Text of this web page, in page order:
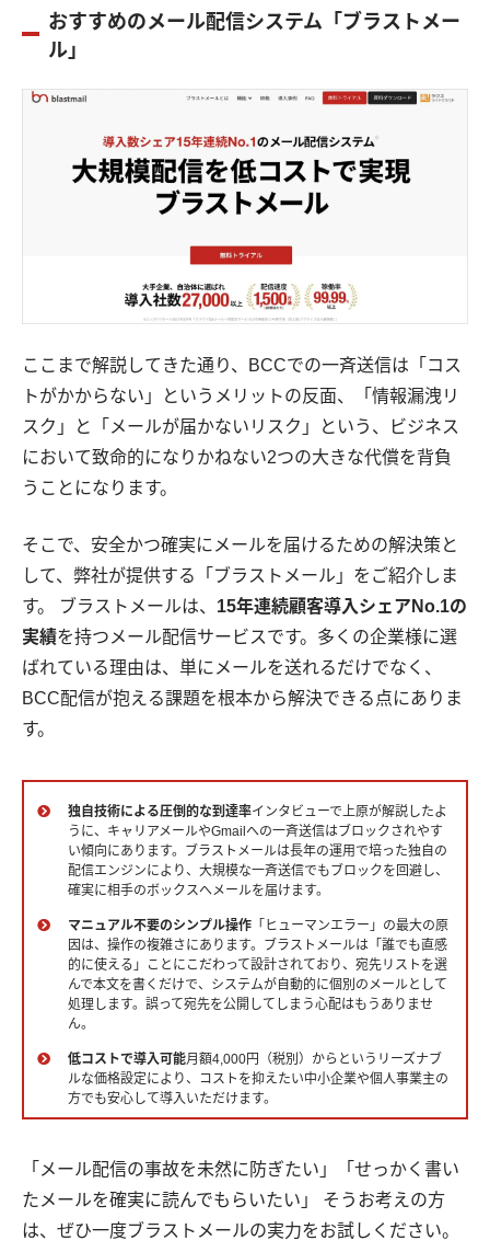
おすすめのメール配信システム「ブラストメー
ル」
ここまで解説してきた通り、BCCでの一斉送信は「コス
トがかからない」というメリットの反面、「情報漏洩リ
スク」と「メールが届かないリスク」という、ビジネス
において致命的になりかねない2つの大きな代償を背負
うことになります。
そこで、安全かつ確実にメールを届けるための解決策と
して、弊社が提供する「ブラストメール」をご紹介しま
す。 ブラストメールは、 15年連続顧客導入シェアNo.1の
実績を持つメール配信サービスです。多くの企業様に選
ばれている理由は、単にメールを送れるだけでなく、
BCC配信が抱える課題を根本から解決できる点にありま
す。
独自技術による圧倒的な到達率インタビューで上原が解説したよ
うに、キャリアメールやGmailへの一斉送信はブロックされやす
い傾向にあります。ブラストメールは長年の運用で培った独自の
配信エンジンにより、大規模な一斉送信でもブロックを回避し、
確実に相手のボックスへメールを届けます。
マニュアル不要のシンプル操作 「ヒューマンエラー」の最大の原
因は、操作の複雑さにあります。ブラストメールは「誰でも直感
的に使える」ことにこだわって設計されており、宛先リストを選
んで本文を書くだけで、システムが自動的に個別のメールとして
処理します。誤って宛先を公開してしまう心配はもうありませ
ん。
低コストで導入可能月額4,000円（税別）からというリーズナブ
ルな価格設定により、コストを抑えたい中小企業や個人事業主の
方でも安心して導入いただけます。
「メール配信の事故を未然に防ぎたい」「せっかく書い
たメールを確実に読んでもらいたい」 そうお考えの方
は、ぜひ一度ブラストメールの実力をお試しください。